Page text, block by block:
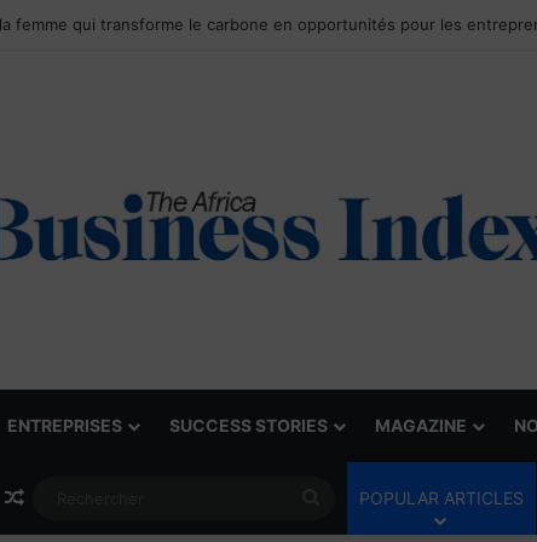
ENTREPRISES SUCCESS STORIES MAGAZINE
Rechercher
POPULAR ARTICLES